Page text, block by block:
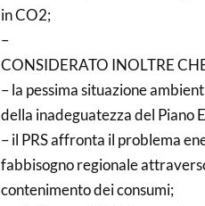
in CO2;
–
CONSIDERATO INOLTRE
– la pessima situazione
della inadeguatezza del Piano
– il PRS affronta il problema
fabbisogno regionale
contenimento dei consumi;